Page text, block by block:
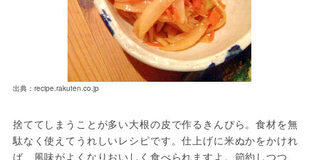
出典：recipe.rakuten.co.jp
捨ててしまうことが多い大根の皮で作るきんぴら。食材を無
駄なく使えてうれしいレシピです。仕上げに米ぬかをかけれ
ば、風味がよくなりおいしく食べられますよ。節約しつつ、